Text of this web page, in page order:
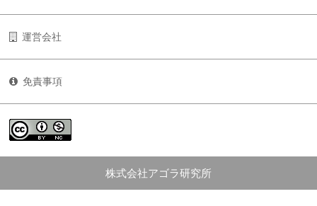
運営会社
免責事項
株式会社アゴラ研究所